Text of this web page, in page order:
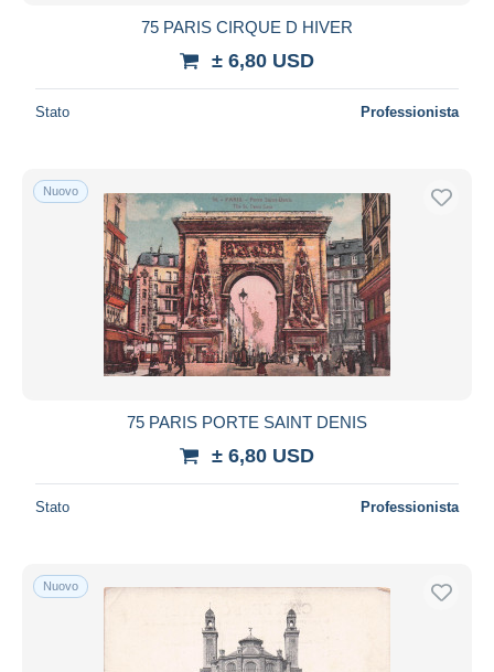
75 PARIS CIRQUE D HIVER
± 6,80 USD
Stato Professionista
Nuovo
75 PARIS PORTE SAINT DENIS
± 6,80 USD
Stato Professionista
Nuovo